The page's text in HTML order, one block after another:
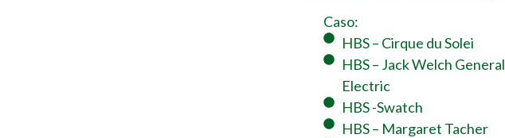
Caso:
HBS – Cirque du Solei
HBS – Jack Welch General
Electric
HBS -Swatch
HBS – Margaret Tacher